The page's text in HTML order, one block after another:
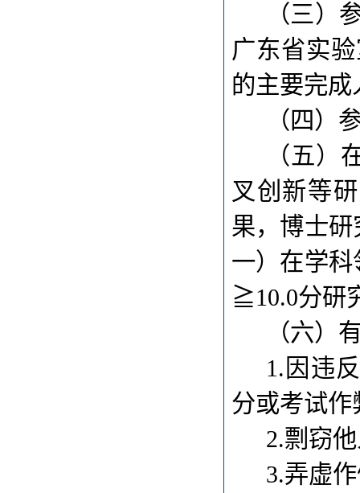
（三）
广东省实
的主要完成
（四）
（五）
叉创新等
果，博士
一）在学
≧10.0分研
（六）
1.因违
分或考试作
2.剽窃
3.弄虚